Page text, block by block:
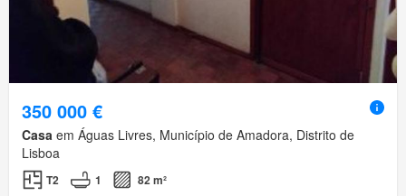
350 000 €
Casa em Águas Livres, Município de Amadora, Distrito de
Lisboa
T2 1 82 m²